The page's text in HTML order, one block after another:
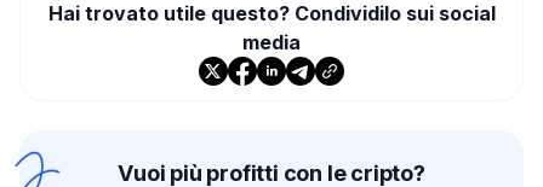
Hai trovato utile questo? Condividilo sui social
media
Vuoi più profitti con le cripto?